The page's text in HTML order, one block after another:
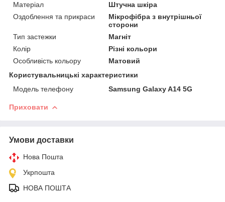
Матеріал
Штучна шкіра
Оздоблення та прикраси
Мікрофібра з внутрішньої
сторони
Тип застежки
Магніт
Колір
Різні кольори
Особливість кольору
Матовий
Користувальницькі характеристики
Модель телефону
Samsung Galaxy A14 5G
Приховати
Умови доставки
Нова Пошта
Укрпошта
НОВА ПОШТА